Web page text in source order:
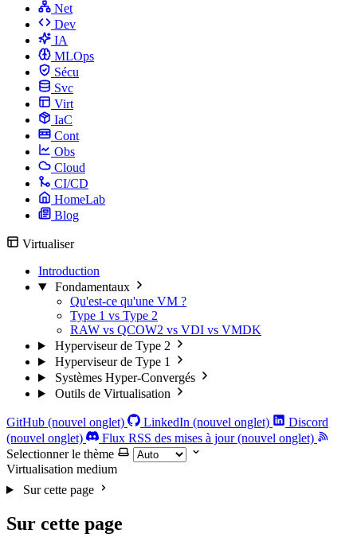
Net
Dev
IA
MLOps
Sécu
Svc
Virt
IaC
Cont
Obs
Cloud
CI/CD
HomeLab
Blog
Virtualiser
Introduction
Fondamentaux
Qu'est-ce qu'une VM ?
Type 1 vs Type 2
RAW vs QCOW2 vs VDI vs VMDK
Hyperviseur de Type 2
Hyperviseur de Type 1
Systèmes Hyper-Convergés
Outils de Virtualisation
GitHub (nouvel onglet) LinkedIn (nouvel onglet)
Discord
(nouvel onglet)
Flux RSS des mises à jour (nouvel onglet)
Selectionner le thème
Virtualisation medium
Sur cette page
Sur cette page